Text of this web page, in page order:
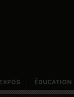
EXPOS ÉDUCATION